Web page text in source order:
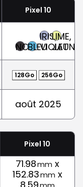
Pixel 10
NOIRBLEU
IRIS,
VIOLET
LIME,
JAUNE
128Go 256Go
août 2025
Pixel 10
71.98mm x
152.83mm x